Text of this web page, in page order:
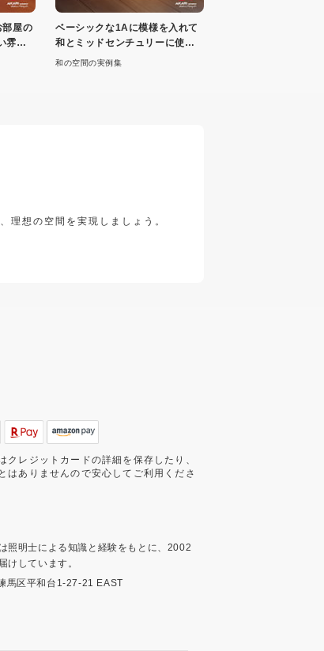
屋の
雰囲
ベーシックな1Aに模様を入れて
和とミッドセンチュリーに使え
る雰囲気
和の空間の実例集
理想の空間を実現しましょう。
レジットカードの詳細を保存したり、
はありませんので安心してご利用くださ
照明士による知識と経験をもとに、2002
けしています。
馬区平和台1-27-21 EAST